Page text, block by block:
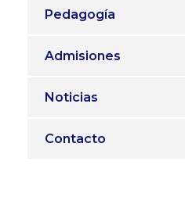
Pedagogía
Admisiones
Noticias
Contacto